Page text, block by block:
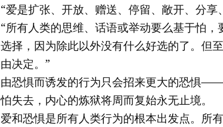
“爱是扩张、开放、赠送、停留、敞开、分享
“所有人类的思维、话语或举动要么基于怕
选择，因为除此以外没有什么好选的了。但
由决定。”
由恐惧而诱发的行为只会招来更大的恐惧
怕失去，内心的炼狱将周而复始永无止境。
爱和恐惧是所有人类行为的根本出发点。所